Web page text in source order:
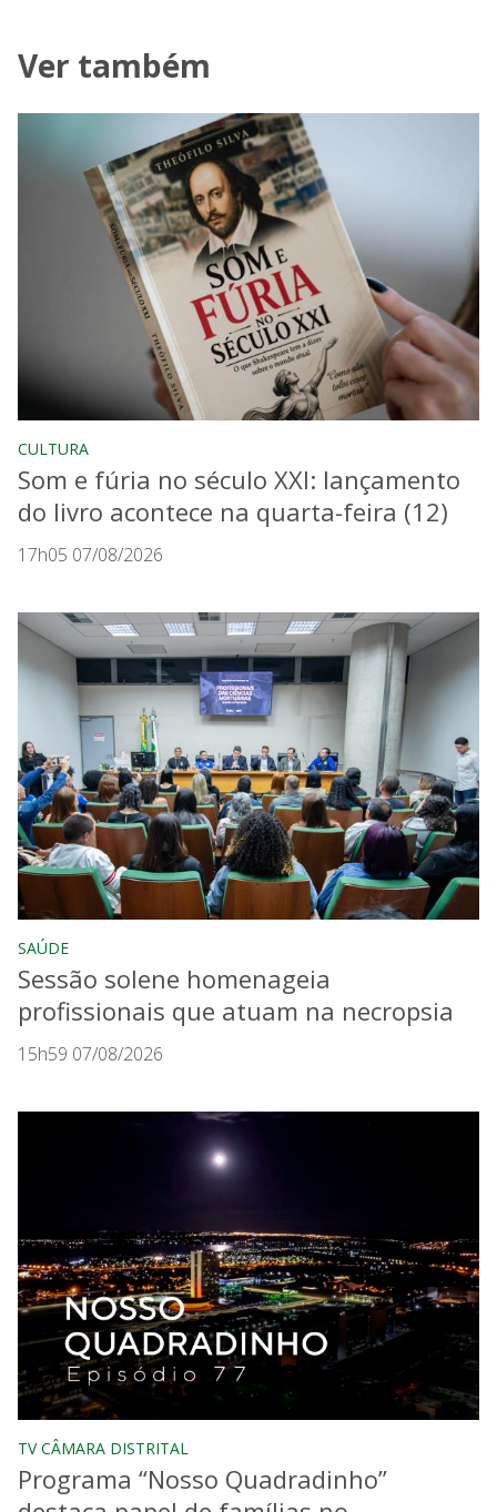
Ver também
CULTURA
Som e fúria no século XXI: lançamento
do livro acontece na quarta-feira (12)
17h05 07/08/2026
SAÚDE
Sessão solene homenageia
profissionais que atuam na necropsia
15h59 07/08/2026
TV CÂMARA DISTRITAL
Programa “Nosso Quadradinho”